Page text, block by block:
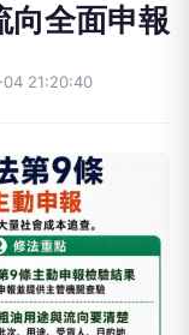
全面申報
21:20:40